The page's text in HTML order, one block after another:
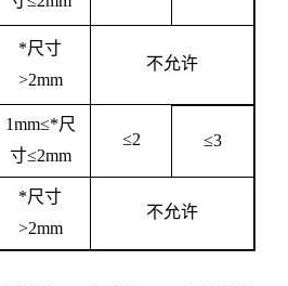
*尺寸
>2mm
不允许
1mm≤*尺
寸≤2mm
≤2 ≤3
*尺寸
>2mm
不允许